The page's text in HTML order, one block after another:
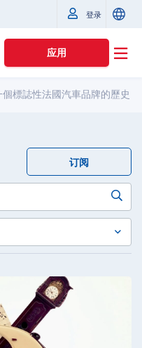
登录
应用
標誌性法國汽車品牌的歷史
订阅